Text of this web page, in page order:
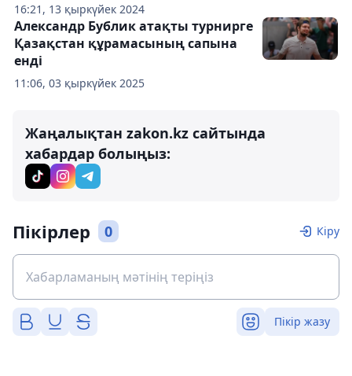
16:21, 13 қыркүйек 2024
11:06, 03 қыркүйек 2025
Александр Бублик атақты турнирге
Қазақстан құрамасының сапына
енді
Жаңалықтан zakon.kz сайтында
хабардар болыңыз:
Пікірлер 0 Кіру
Пікір жазу